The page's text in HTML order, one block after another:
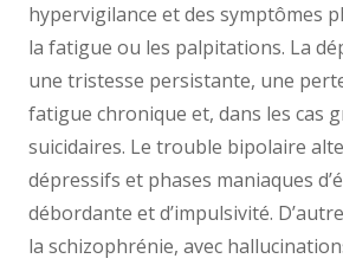
hypervigilance et des symptômes
la fatigue ou les palpitations. La
une tristesse persistante, une
fatigue chronique et, dans les cas
suicidaires. Le trouble bipolaire
dépressifs et phases maniaques
débordante et d’impulsivité.
la schizophrénie, avec